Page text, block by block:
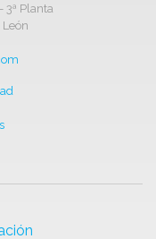
3ª Planta